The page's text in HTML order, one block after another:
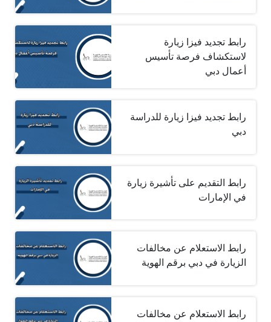
رابط تجديد فيزا زيارة
لاستكشاف فرصة تأسيس
أعمال دبي
رابط تجديد فيزا زيارة للدراسة
دبي
رابط التقديم على تأشيرة زيارة
في الإمارات
رابط الاستعلام عن مخالفات
الزيارة في دبي برقم الهوية
رابط الاستعلام عن مخالفات